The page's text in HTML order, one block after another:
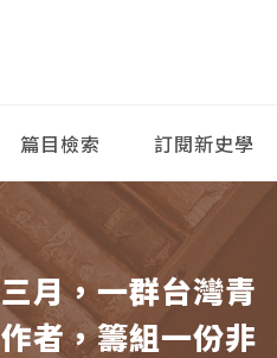
篇目檢索 訂閱新史學
月，一群台灣青
者，籌組一份非